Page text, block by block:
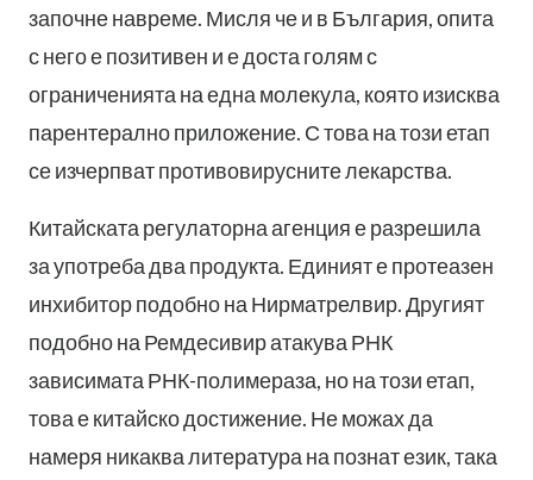
започне навреме. Мисля че и в България, опита
с него е позитивен и е доста голям с
ограниченията на една молекула, която изисква
парентерално приложение. С това на този етап
се изчерпват противовирусните лекарства.
Китайската регулаторна агенция е разрешила
за употреба два продукта. Единият е протеазен
инхибитор подобно на Нирматрелвир. Другият
подобно на Ремдесивир атакува РНК
зависимата РНК-полимераза, но на този етап,
това е китайско достижение. Не можах да
намеря никаква литература на познат език, така